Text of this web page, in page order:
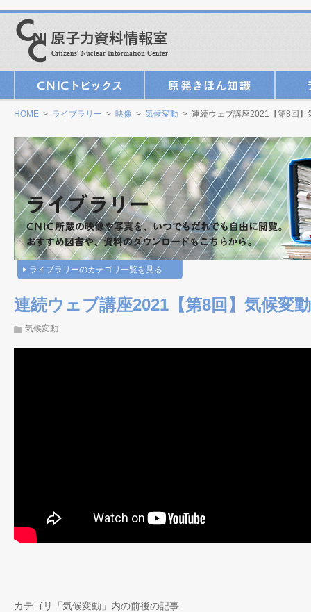
HOME > ライブラリー > 映像 > 気候変動 > 連続ウェブ講座2021【第8回】
ライブラリーのカテゴリ一覧を見る
連続ウェブ講座2021【第8回】気候変動
気候変動
カテゴリ「気候変動」内の前後の記事